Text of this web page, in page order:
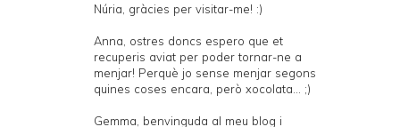
Núria, gràcies per visitar-me! :)
Anna, ostres doncs espero que et
recuperis aviat per poder tornar-ne a
menjar! Perquè jo sense menjar segons
quines coses encara, però xocolata... ;)
Gemma, benvinguda al meu blog i